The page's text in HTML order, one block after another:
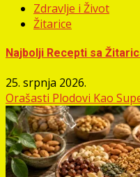
Zdravlje i Život
Žitarice
Najbolji Recepti sa
25. srpnja 2026.
Orašasti Plodovi Kao